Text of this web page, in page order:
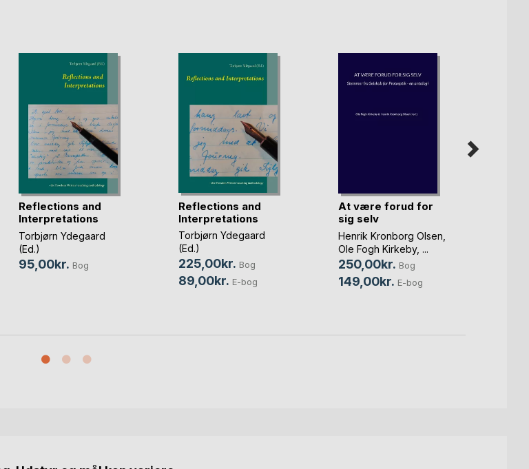
Reflections and
Interpretations
Torbjørn Ydegaard
(Ed.)
95,00kr. Bog
Reflections and
Interpretations
Torbjørn Ydegaard
(Ed.)
225,00kr. Bog
89,00kr. E-bog
At være forud for
sig selv
Henrik Kronborg Olsen
Ole Fogh Kirkeby, ...
250,00kr. Bog
149,00kr. E-bog